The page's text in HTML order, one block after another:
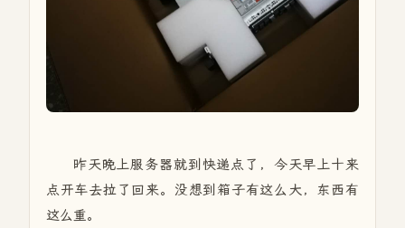
昨天晚上服务器就到快递点了，今天早上十来
点开车去拉了回来。没想到箱子有这么大，东西有
这么重。